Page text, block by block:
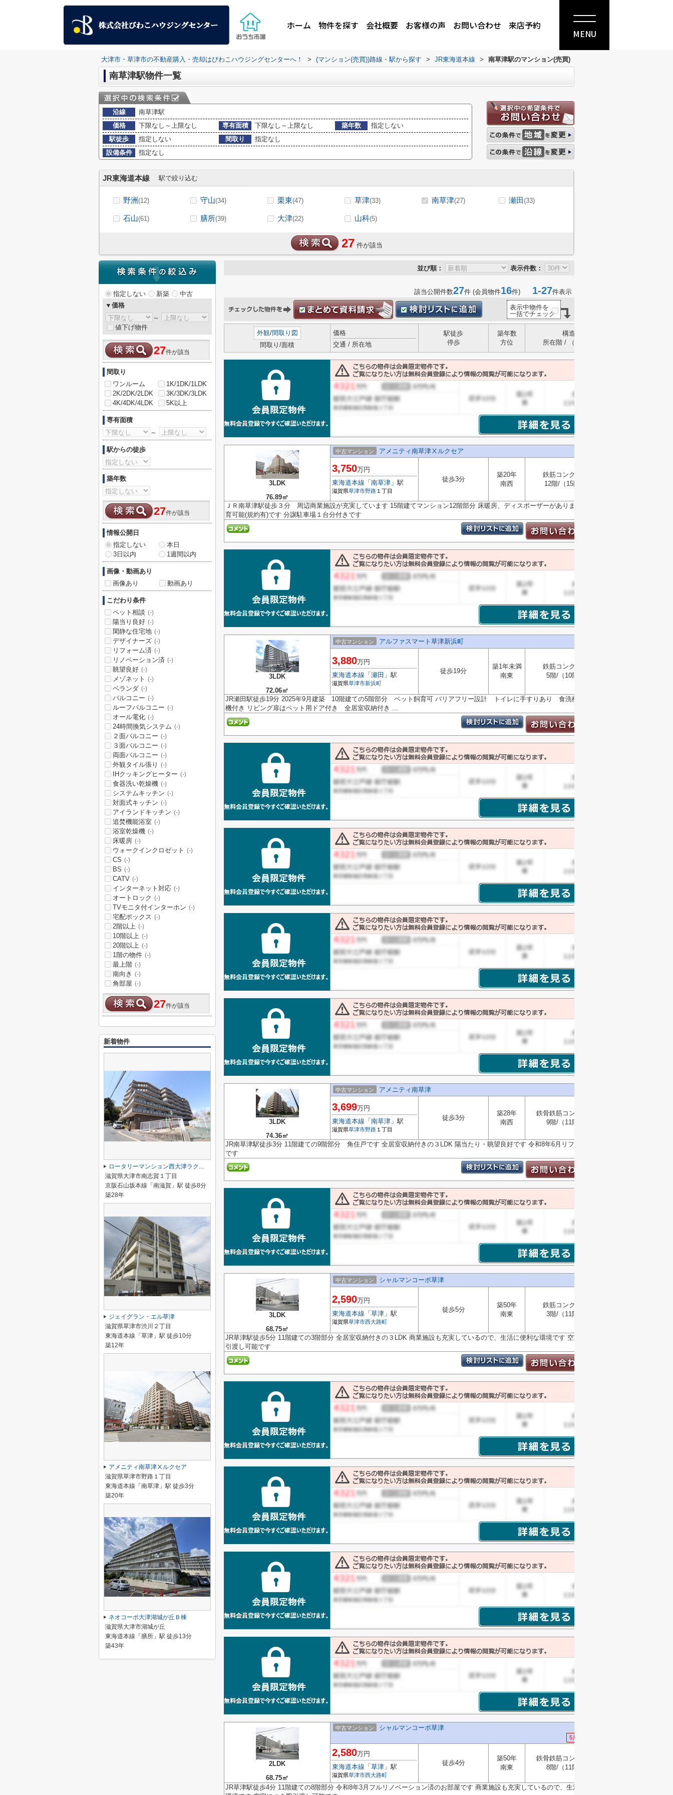
ホーム 物件を探す 会社概要 お客様の声 お問い合わせ 来店予約
MENU
大津市・草津市の不動産購入・売却はびわこハウジングセンターへ！ > (マンション(売買))路線・駅から探す > JR東海道本線 > 南草津駅のマンション(売買)
南草津駅物件一覧
沿線
南草津駅
価格
下限なし～上限なし 専有面積 下限なし～上限なし 築年数
指定しない
駅徒歩
指定しない 間取り
指定なし
設備条件
指定なし
JR東海道本線 駅で絞り込む
野洲 (12) 守山(34) 栗東(47) 草津(33) 南草津(27) 瀬田(33)
石山(61) 膳所(39) 大津(22) 山科(5)
27 件が該当
並び順： 表示件数：
該当公開件数27件 (会員物件16件) 1-27件表示
表示中物件を
一括でチェック
外観/間取り図
間取り/面積
価格
交通 / 所在地
駅徒歩
停歩
築年数
方位
構造
所在階 / （階建）
3LDK
76.89㎡
中古マンション アメニティ南草津Ⅹルクセア
3,750万円
東海道本線 「 南草津 」駅
滋賀県草津市野路 １丁目
徒歩3分
築20年
南西
鉄筋コンクリート
12階/（15階建）
ＪＲ南草津駅徒歩３分 周辺商業施設が充実しています 15階建てマンション12階部分 床暖房、ディスポーザーがあります ペット飼
育可能(規約有)です 分譲駐車場１台分付きです
3LDK
72.06㎡
中古マンション アルファスマート草津新浜町
3,880万円
東海道本線 「 瀬田 」駅
滋賀県草津市新浜町
徒歩19分
築1年未満
南東
鉄筋コンクリート
5階/（10階建）
JR瀬田駅徒歩19分 2025年9月建築 10階建ての5階部分 ペット飼育可 バリアフリー設計 トイレに手すりあり 食洗機・浴室乾燥
機付き リビング扉はペット用ドア付き 全居室収納付き ...
3LDK
74.36㎡
中古マンション アメニティ南草津
3,699万円
東海道本線 「 南草津 」駅
滋賀県草津市野路 １丁目
徒歩3分
築28年
南西
鉄骨鉄筋コンクリート
9階/（11階建）
JR南草津駅徒歩3分 11階建ての9階部分 角住戸です 全居室収納付きの３LDK 陽当たり・眺望良好です 令和8年6月リフォーム済み
です
3LDK
68.75㎡
中古マンション シャルマンコーポ草津
2,590万円
東海道本線 「 草津 」駅
滋賀県草津市西大路町
徒歩5分
築50年
南東
鉄筋コンクリート
3階/（11階建）
JR草津駅徒歩5分 11階建ての3階部分 全居室収納付きの３LDK 商業施設も充実しているので、生活に便利な環境です 空家につき即
引渡し可能です
2LDK
68.75㎡
中古マンション シャルマンコーポ草津
5月18日 値下げ
2,580万円
東海道本線 「 草津 」駅
滋賀県草津市西大路町
徒歩4分
築50年
南東
鉄骨鉄筋コンクリート
8階/（11階建）
JR草津駅徒歩4分 11階建ての8階部分 令和8年3月フルリノベーション済のお部屋です 商業施設も充実しているので、生活に便利な
指定しない 新築
中古
▼価格
～
値下げ物件
27件が該当
間取り
ワンルーム
1K/1DK/1LDK
2K/2DK/2LDK
3K/3DK/3LDK
4K/4DK/4LDK
5K以上
専有面積
～
駅からの徒歩
築年数
27件が該当
情報公開日
指定しない
本日
3日以内
1週間以内
画像・動画あり
画像あり
動画あり
こだわり条件
ペット相談 (-)
陽当り良好 (-)
閑静な住宅地 (-)
デザイナーズ (-)
リフォーム済 (-)
リノベーション済 (-)
眺望良好 (-)
メゾネット (-)
ベランダ (-)
バルコニー (-)
ルーフバルコニー (-)
オール電化 (-)
24時間換気システム (-)
２面バルコニー (-)
３面バルコニー (-)
両面バルコニー (-)
外観タイル張り (-)
IHクッキングヒーター (-)
食器洗い乾燥機 (-)
システムキッチン (-)
対面式キッチン (-)
アイランドキッチン (-)
追焚機能浴室 (-)
浴室乾燥機 (-)
床暖房 (-)
ウォークインクロゼット (-)
CS (-)
BS (-)
CATV (-)
インターネット対応 (-)
オートロック (-)
TVモニタ付インターホン (-)
宅配ボックス (-)
2階以上 (-)
10階以上 (-)
20階以上 (-)
1階の物件 (-)
最上階 (-)
南向き (-)
角部屋 (-)
27件が該当
新着物件
ロータリーマンション西大津ラクス・ヒルズ
滋賀県大津市南志賀１丁目
京阪石山坂本線「南滋賀」駅 徒歩8分
築28年
ジェイグラン・エル草津
滋賀県草津市渋川２丁目
東海道本線「草津」駅 徒歩10分
築12年
アメニティ南草津Ⅹルクセア
滋賀県草津市野路１丁目
東海道本線「南草津」駅 徒歩3分
築20年
ネオコーポ大津湖城が丘Ｂ棟
滋賀県大津市湖城が丘
東海道本線「膳所」駅 徒歩13分
築43年